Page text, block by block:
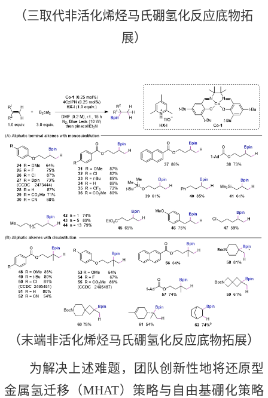
（三取代非活化烯烃马氏硼氢化反应底物拓
展）
（末端非活化烯烃马氏硼氢化反应底物拓展）
为解决上述难题，团队创新性地将还原型
金属氢迁移（MHAT）策略与自由基硼化策略